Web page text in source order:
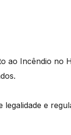
ao Incêndio no
e